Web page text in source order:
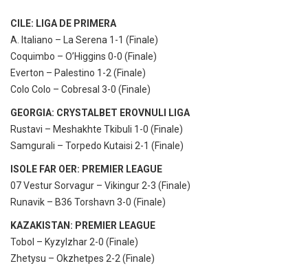
CILE: LIGA DE PRIMERA
A. Italiano – La Serena 1-1 (Finale)
Coquimbo – O’Higgins 0-0 (Finale)
Everton – Palestino 1-2 (Finale)
Colo Colo – Cobresal 3-0 (Finale)
GEORGIA: CRYSTALBET EROVNULI LIGA
Rustavi – Meshakhte Tkibuli 1-0 (Finale)
Samgurali – Torpedo Kutaisi 2-1 (Finale)
ISOLE FAR OER: PREMIER LEAGUE
07 Vestur Sorvagur – Vikingur 2-3 (Finale)
Runavik – B36 Torshavn 3-0 (Finale)
KAZAKISTAN: PREMIER LEAGUE
Tobol – Kyzylzhar 2-0 (Finale)
Zhetysu – Okzhetpes 2-2 (Finale)